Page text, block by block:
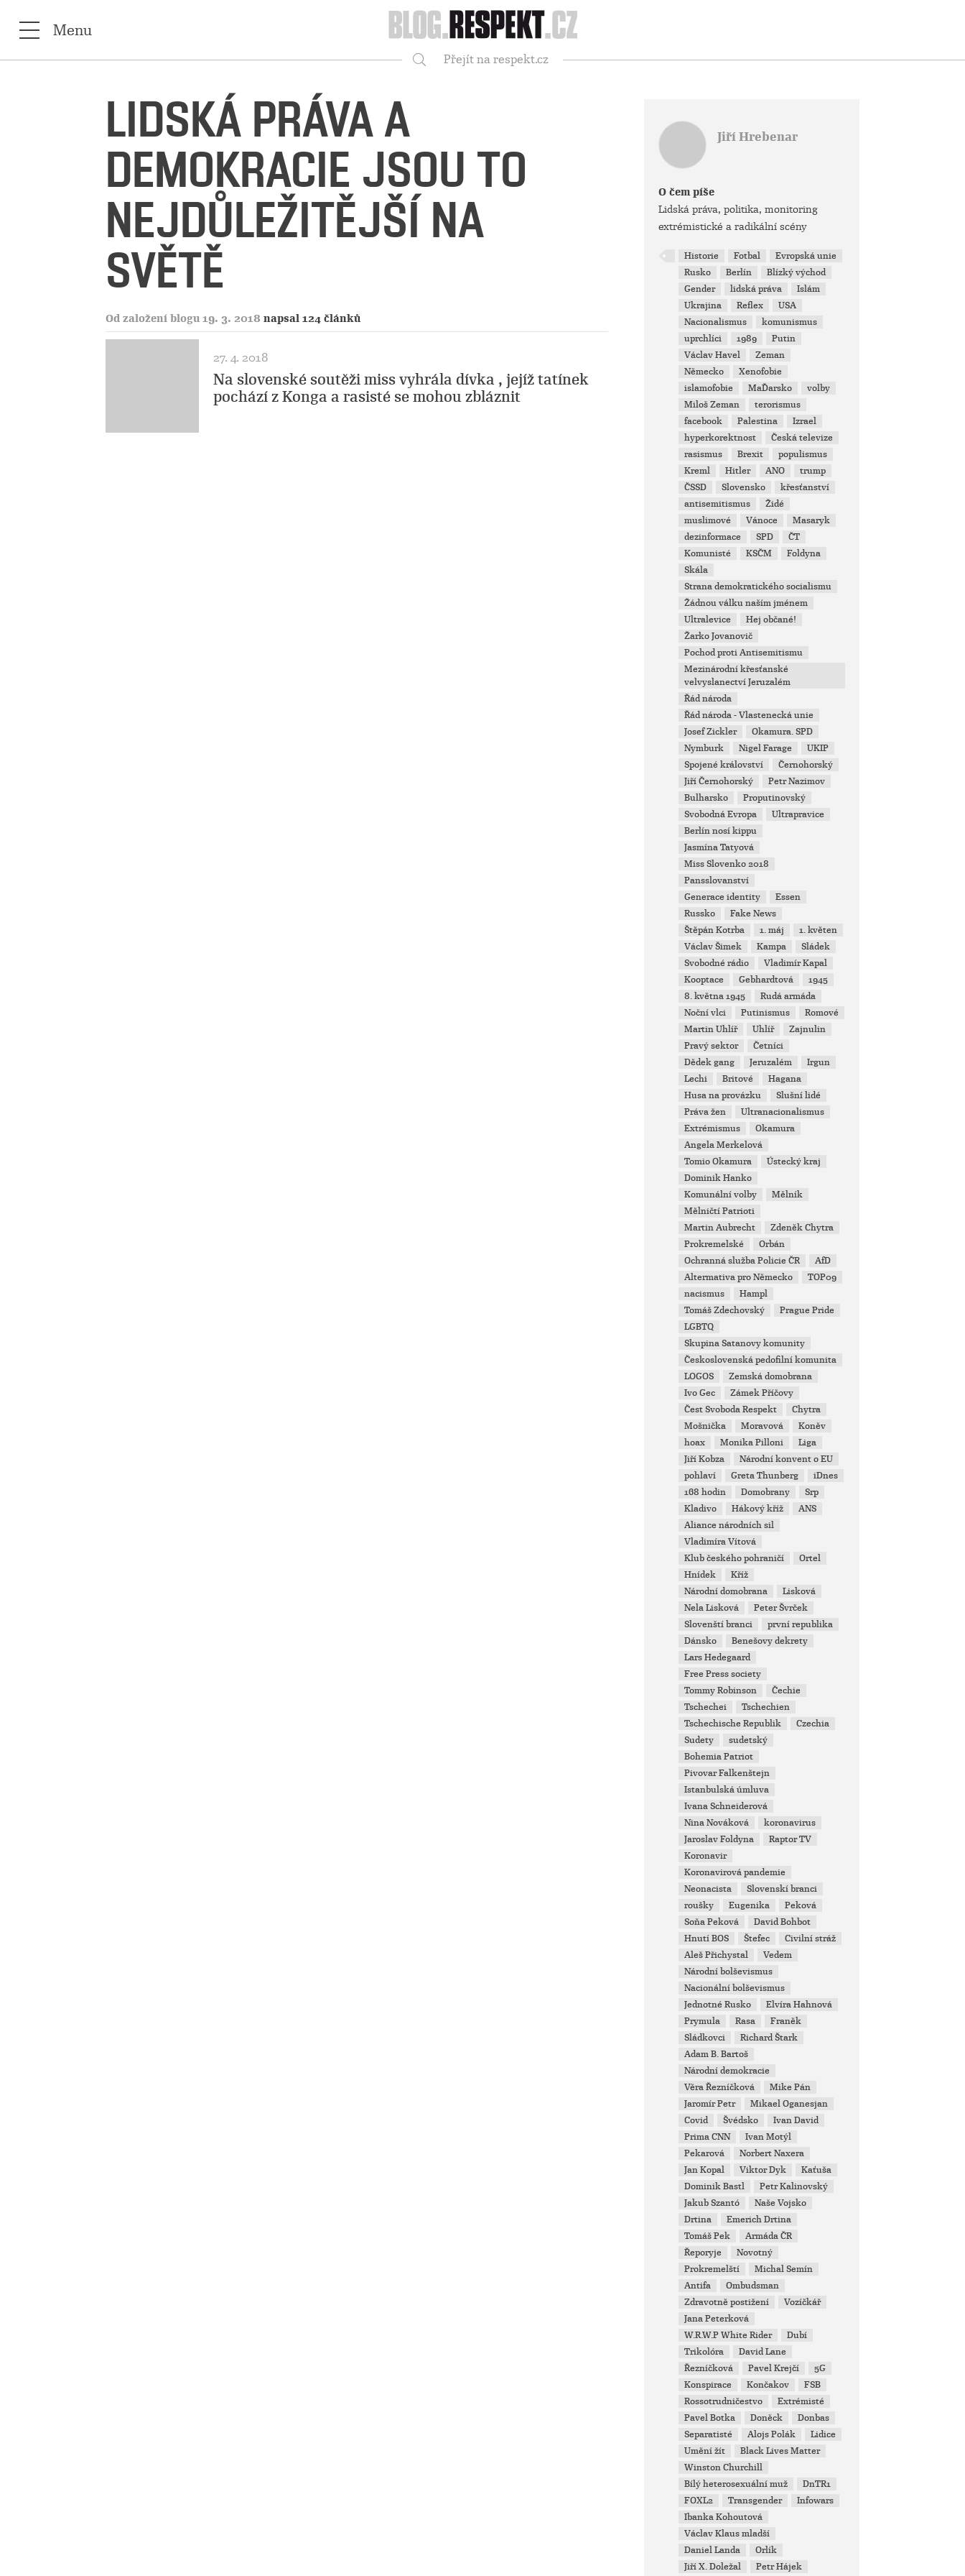
Respekt
Menu
Přejít na respekt.cz
LIDSKÁ PRÁVA A
DEMOKRACIE JSOU TO
NEJDŮLEŽITĚJŠÍ NA
SVĚTĚ
Od založení blogu 19. 3. 2018 napsal 124 článků
27. 4. 2018
Na slovenské soutěži miss vyhrála dívka , jejíž tatínek
pochází z Konga a rasisté se mohou zbláznit
Jiří Hrebenar
O čem píše
Lidská práva, politika, monitoring
extrémistické a radikální scény
Historie Fotbal
Evropská unie
Rusko
Berlín
Blízký východ
Gender
lidská práva
Islám
Ukrajina
Reflex
USA
Nacionalismus
komunismus
uprchlíci
1989
Putin
Václav Havel
Zeman
Německo
Xenofobie
islamofobie
MaĎarsko
volby
Miloš Zeman
terorismus
facebook
Palestina
Izrael
hyperkorektnost
Česká televize
rasismus
Brexit
populismus
Kreml
Hitler ANO
trump
ČSSD
Slovensko
křesťanství
antisemitismus
Židé
muslimové
Vánoce
Masaryk
dezinformace
SPD
ČT
Komunisté
KSČM
Foldyna
Skála
Strana demokratického socialismu
Žádnou válku naším jménem
Ultralevice
Hej občané!
Žarko Jovanovič
Pochod proti Antisemitismu
Mezinárodní křesťanské
velvyslanectví Jeruzalém
Řád národa
Řád národa - Vlastenecká unie
Josef Zickler
Okamura. SPD
Nymburk
Nigel Farage
UKIP
Spojené království
Černohorský
Jiří Černohorský
Petr Nazimov
Bulharsko
Proputinovský
Svobodná Evropa
Ultrapravice
Berlín nosí kippu
Jasmína Tatyová
Miss Slovenko 2018
Pansslovanství
Generace identity
Essen
Russko
Fake News
Štěpán Kotrba
1. máj
1. květen
Václav Šimek
Kampa
Sládek
Svobodné rádio
Vladimír Kapal
Kooptace
Gebhardtová
1945
8. května 1945
Rudá armáda
Noční vlci
Putinismus
Romové
Martin Uhlíř
Uhlíř
Zajnulin
Pravý sektor
Četníci
Dědek gang
Jeruzalém
Irgun
Lechi
Britové
Hagana
Husa na provázku
Slušní lidé
Práva žen
Ultranacionalismus
Extrémismus
Okamura
Angela Merkelová
Tomio Okamura
Ústecký kraj
Dominik Hanko
Komunální volby
Mělník
Mělničtí Patrioti
Martin Aubrecht
Zdeněk Chytra
Prokremelské
Orbán
Ochranná služba Policie ČR
AfD
Altermativa pro Německo
TOP09
nacismus
Hampl
Tomáš Zdechovský
Prague Pride
LGBTQ
Skupina Satanovy komunity
Československá pedofilní komunita
LOGOS
Zemská domobrana
Ivo Gec
Zámek Příčovy
Čest Svoboda Respekt
Chytra
Mošnička
Moravová
Koněv
hoax
Monika Pilloni
Liga
Jiří Kobza
Národní konvent o EU
pohlaví
Greta Thunberg
iDnes
168 hodin
Domobrany
Srp
Kladivo
Hákový kříž
ANS
Aliance národních sil
Vladimíra Vítová
Klub českého pohraničí
Ortel
Hnídek
Kříž
Národní domobrana
Lisková
Nela Lisková
Peter Švrček
Slovenští branci
první republika
Dánsko
Benešovy dekrety
Lars Hedegaard
Free Press society
Tommy Robinson
Čechie
Tschechei
Tschechien
Tschechische Republik
Czechia
Sudety
sudetský
Bohemia Patriot
Pivovar Falkenštejn
Istanbulská úmluva
Ivana Schneiderová
Nina Nováková
koronavirus
Jaroslav Foldyna
Raptor TV
Koronavir
Koronavirová pandemie
Neonacista
Slovenskí branci
roušky
Eugenika
Peková
Soňa Peková
David Bohbot
Hnutí BOS
Štefec
Civilní stráž
Aleš Přichystal
Vedem
Národní bolševismus
Nacionální bolševismus
Jednotné Rusko
Elvíra Hahnová
Prymula
Rasa
Franěk
Sládkovci
Richard Štark
Adam B. Bartoš
Národní demokracie
Věra Řezníčková
Mike Pán
Jaromír Petr
Mikael Oganesjan
Covid
Švédsko
Ivan David
Prima CNN
Ivan Motýl
Pekarová
Norbert Naxera
Jan Kopal
Viktor Dyk
Kaťuša
Dominik Bastl
Petr Kalinovský
Jakub Szantó
Naše Vojsko
Drtina
Emerich Drtina
Tomáš Pek
Armáda ČR
Řeporyje
Novotný
Prokremelští
Michal Semín
Antifa
Ombudsman
Zdravotně postižení
Vozíčkář
Jana Peterková
W.R.W.P White Rider
Dubí
Trikolóra
David Lane
Řezníčková
Pavel Krejčí
5G
Konspirace
Končakov
FSB
Rossotrudničestvo
Extrémisté
Pavel Botka
Doněck
Donbas
Separatisté
Alojs Polák
Lidice
Umění žít
Black Lives Matter
Winston Churchill
Bílý heterosexuální muž
DnTR1
FOXL2
Transgender
Infowars
Ibanka Kohoutová
Václav Klaus mladší
Daniel Landa
Orlík
Jiří X. Doležal
Petr Hájek